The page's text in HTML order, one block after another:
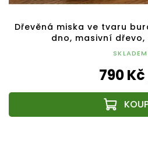
Dřevěná miska ve tvaru
dno, masivní dřevo,
SKLADEM
790 Kč